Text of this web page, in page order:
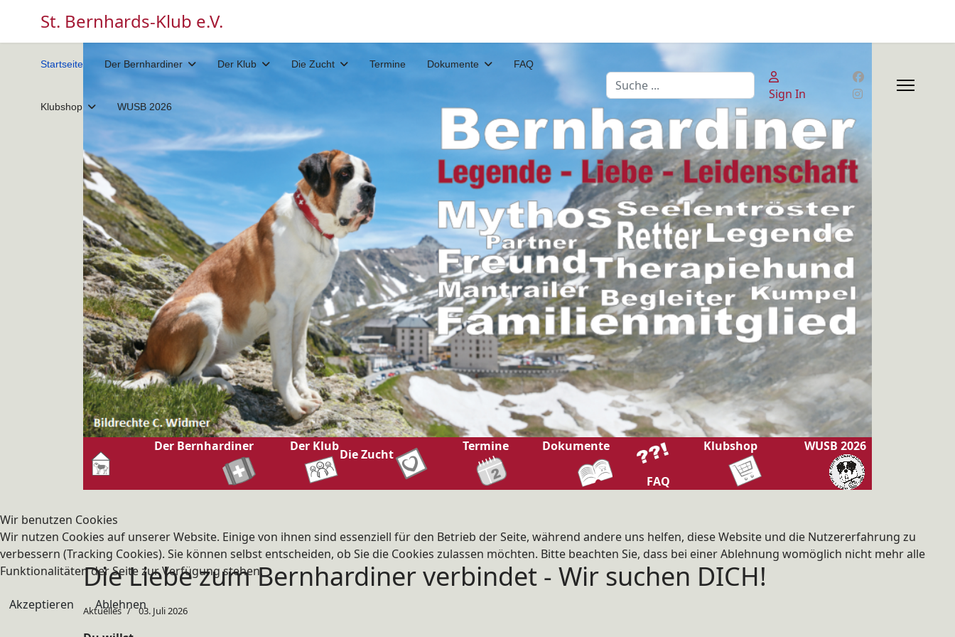
St. Bernhards-Klub e.V.
Startseite Der Bernhardiner Der Klub Die Zucht Termine Dokumente FAQ
Klubshop WUSB 2026
Suchen
Sign In
Der Bernhardiner Der Klub
Die Zucht
Termine Dokumente
FAQ
Klubshop WUSB 2026
Die Liebe zum Bernhardiner verbindet - Wir suchen DICH!
Aktuelles 03. Juli 2026
Wir benutzen Cookies
Wir nutzen Cookies auf unserer Website. Einige von ihnen sind essenziell für den Betrieb der Seite, während andere uns helfen, diese Website und die Nutzererfahrung zu
verbessern (Tracking Cookies). Sie können selbst entscheiden, ob Sie die Cookies zulassen möchten. Bitte beachten Sie, dass bei einer Ablehnung womöglich nicht mehr alle
Funktionalitäten der Seite zur Verfügung stehen.
Akzeptieren Ablehnen